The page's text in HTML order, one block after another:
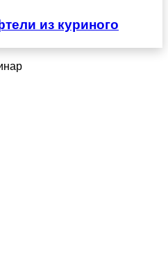
из куриного